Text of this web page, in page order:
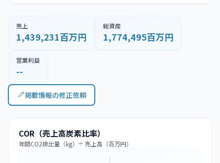
売上
1,439,231百万円
総資産
1,774,495百万円
営業利益
--
掲載情報の修正依頼
COR（売上高炭素比率）
年間CO2排出量（kg）÷ 売上高（百万円）